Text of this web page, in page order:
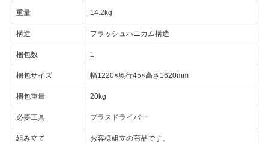
重量 14.2kg
構造 フラッシュハニカム構造
梱包数 1
梱包サイズ 幅1220×奥行45×高さ1620mm
梱包重量 20kg
必要工具 プラスドライバー
組み立て お客様組立の商品です。